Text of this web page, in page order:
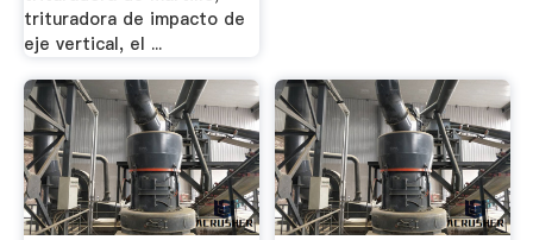
trituradora de impacto de
eje vertical, el ...